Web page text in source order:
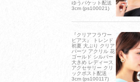
ゆうパケット配送
3cm (ps100021)
『クリアフラワー
ピアス』 トレンド
初夏 大ぶり クリア
パーツ アクリル 花
ゴールド シルバー
大きめ レディース
アクセサリー クリ
ックポスト配送
3cm (ps100117)